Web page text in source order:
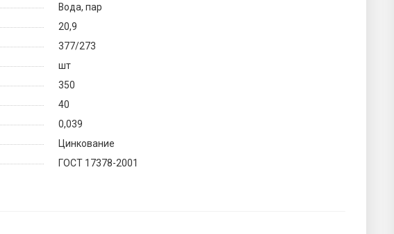
Вода, пар
20,9
377/273
шт
350
40
0,039
Цинкование
ГОСТ 17378-2001